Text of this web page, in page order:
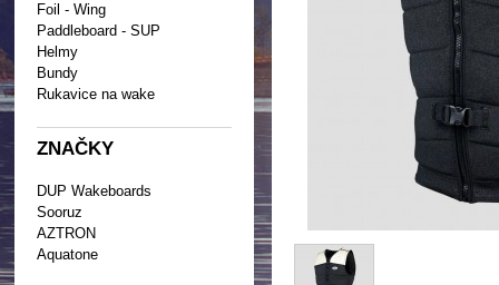
Foil - Wing
Paddleboard - SUP
Helmy
Bundy
Rukavice na wake
ZNAČKY
DUP Wakeboards
Sooruz
AZTRON
Aquatone